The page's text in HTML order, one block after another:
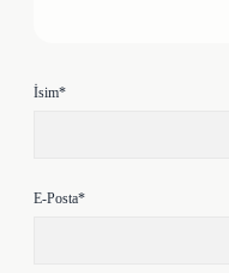
İsim*
E-Posta*